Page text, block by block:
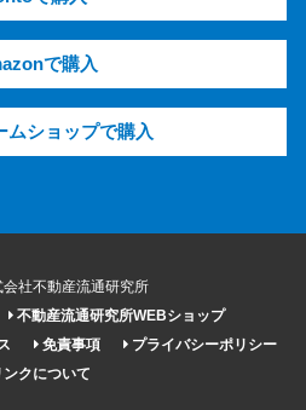
で購入
ムショップで購入
社不動産流通研究所
不動産流通研究所WEBショップ
免責事項
プライバシーポリシー
クについて